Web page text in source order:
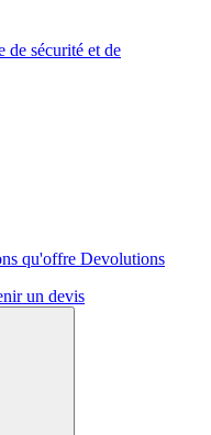
de sécurité et de
qu'offre Devolutions
un devis